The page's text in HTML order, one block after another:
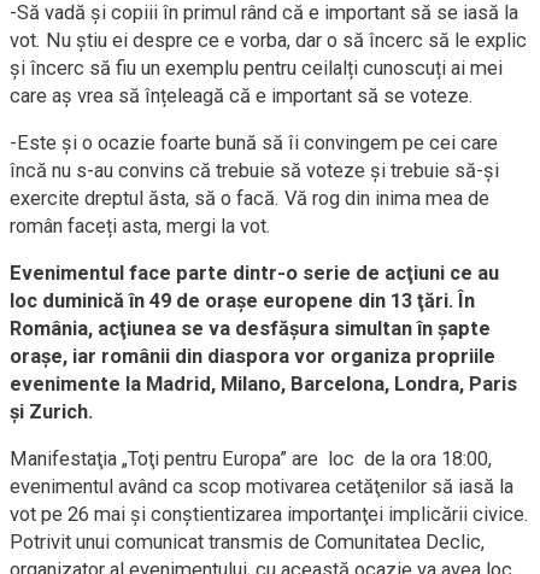
-Să vadă și copiii în primul rând că e important să se iasă la
vot. Nu știu ei despre ce e vorba, dar o să încerc să le explic
și încerc să fiu un exemplu pentru ceilalți cunoscuți ai mei
care aș vrea să înțeleagă că e important să se voteze.
-Este și o ocazie foarte bună să îi convingem pe cei care
încă nu s-au convins că trebuie să voteze și trebuie să-și
exercite dreptul ăsta, să o facă. Vă rog din inima mea de
român faceți asta, mergi la vot.
Evenimentul face parte dintr-o serie de acţiuni ce au
loc duminică în 49 de oraşe europene din 13 ţări. În
România, acţiunea se va desfăşura simultan în şapte
oraşe, iar românii din diaspora vor organiza propriile
evenimente la Madrid, Milano, Barcelona, Londra, Paris
şi Zurich.
Manifestaţia „Toţi pentru Europa” are loc de la ora 18:00,
evenimentul având ca scop motivarea cetăţenilor să iasă la
vot pe 26 mai şi conştientizarea importanţei implicării civice.
Potrivit unui comunicat transmis de Comunitatea Declic,